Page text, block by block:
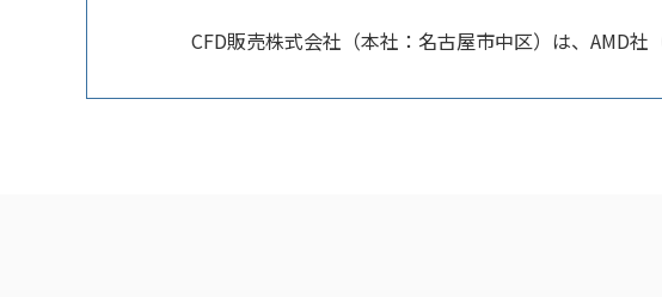
CFD販売株式会社（本社：名古屋市中区）は、AMD